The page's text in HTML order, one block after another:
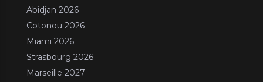
Abidjan 2026
Cotonou 2026
Miami 2026
Strasbourg 2026
Marseille 2027